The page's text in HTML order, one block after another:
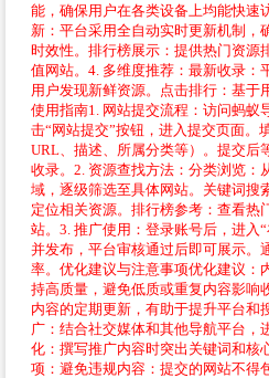
能，确保用户在各类设备上均能快速
新：平台采用全自动实时更新机制，
时效性。排行榜展示：提供热门资源
值网站。4. 多维度推荐：最新收录：
用户发现新鲜资源。点击排行：基于
使用指南1. 网站提交流程：访问蚂蚁
击“网站提交”按钮，进入提交页面。
URL、描述、所属分类等）。提交后
收录。2. 资源查找方法：分类浏览：
域，逐级筛选至具体网站。关键词搜
定位相关资源。排行榜参考：查看热
站。3. 推广使用：登录账号后，进入
并发布，平台审核通过后即可展示。
率。优化建议与注意事项优化建议：
持高质量，避免低质或重复内容影响
内容的定期更新，有助于提升平台和
广：结合社交媒体和其他导航平台，
化：撰写推广内容时突出关键词和核
项：避免违规内容：提交的网站不得